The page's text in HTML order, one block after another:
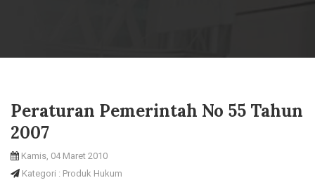
Peraturan Pemerintah No 55 Tahun
2007
Kamis, 04 Maret 2010
Kategori : Produk Hukum